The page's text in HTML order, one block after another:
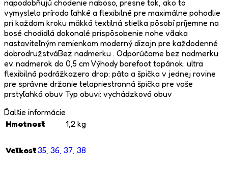
napodobňujú chodenie naboso, presne tak, ako to
vymyslela príroda ľahké a flexibilné pre maximálne pohodlie
pri každom kroku mäkká textilná stielka pôsobí príjemne na
bosé chodidlá dokonalé prispôsobenie nohe vďaka
nastaviteľným remienkom moderný dizajn pre každodenné
dobrodružstváBez nadmerku . Odporúčame bez nadmerku
ev. nadmerok do 0,5 cm Výhody barefoot topánok: ultra
flexibilná podrážkazero drop: päta a špička v jednej rovine
pre správne držanie telapriestranná špička pre vaše
prstyľahká obuv Typ obuvi: vychádzková obuv
Ďalšie informácie
Hmotnosť
1,2 kg
Veľkosť35, 36, 37, 38